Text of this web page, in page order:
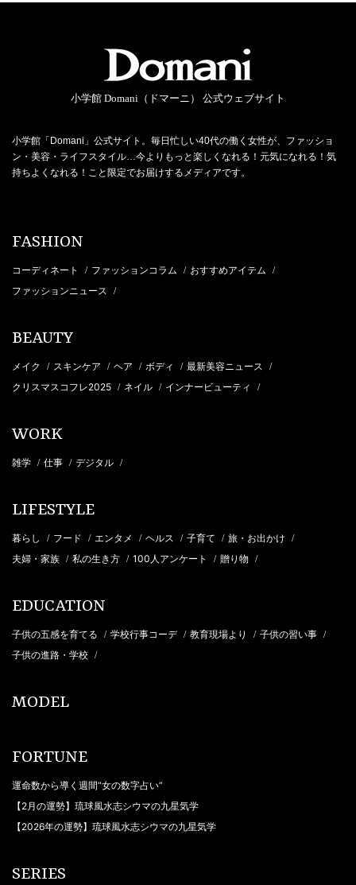
小学館 Domani（ドマーニ） 公式ウェブサイト
小学館「Domani」公式サイト。毎日忙しい40代の働く女性が、ファッショ
ン・美容・ライフスタイル…今よりもっと楽しくなれる！元気になれる！気
持ちよくなれる！こと限定でお届けするメディアです。
FASHION
コーディネート / ファッションコラム / おすすめアイテム /
ファッションニュース /
BEAUTY
メイク / スキンケア / ヘア / ボディ / 最新美容ニュース /
クリスマスコフレ2025 / ネイル / インナービューティ /
WORK
雑学 / 仕事 / デジタル /
LIFESTYLE
暮らし / フード / エンタメ / ヘルス / 子育て / 旅・お出かけ /
夫婦・家族 / 私の生き方 / 100人アンケート / 贈り物 /
EDUCATION
子供の五感を育てる / 学校行事コーデ / 教育現場より / 子供の習い事 /
子供の進路・学校 /
MODEL
FORTUNE
運命数から導く週間“女の数字占い”
【2月の運勢】琉球風水志シウマの九星気学
【2026年の運勢】琉球風水志シウマの九星気学
SERIES